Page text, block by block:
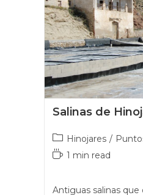
Salinas de
Hinojares /
1 min read
Antiguas salinas